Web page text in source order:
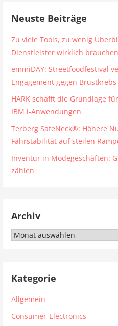
Neuste Beiträge
Zu viele Tools, zu wenig
Dienstleister wirklich brauchen
emmiDAY: Streetfoodfestival
Engagement gegen Brustkrebs
HARK schafft die Grundlage
IBM i-Anwendungen
Terberg SafeNeck®: Höhere
Fahrstabilität auf steilen
Inventur in Modegeschäften:
zählen
Archiv
Archiv
Kategorie
Allgemein
Consumer-Electronics